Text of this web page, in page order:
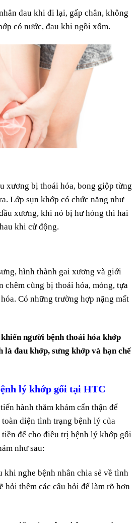
đau khi đi lại, gấp chân, không
có nước, đau khi ngồi xổm.
xương bị thoái hóa, bong giộp từng
Lớp sụn khớp có chức năng như
xương, khi nó bị hư hỏng thì hai
khi cử động.
hình thành gai xương và giới
chêm cũng bị thoái hóa, mỏng, tựa
Có những trường hợp nặng mất
người bệnh thoái hóa khớp
là đau khớp, sưng khớp và hạn chế
lý khớp gối tại HTC
hành thăm khám cẩn thận để
diện tình trạng bệnh lý của
để cho điều trị bệnh lý khớp gối
như sau:
khi nghe bệnh nhân chia sẻ về tình
hỏi thêm các câu hỏi để làm rõ hơn